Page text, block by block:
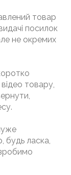
товар
посилок
не окремих
товару,
будь ласка,